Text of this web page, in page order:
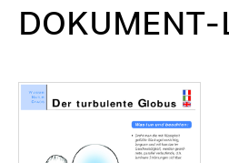
DOKUMENT-